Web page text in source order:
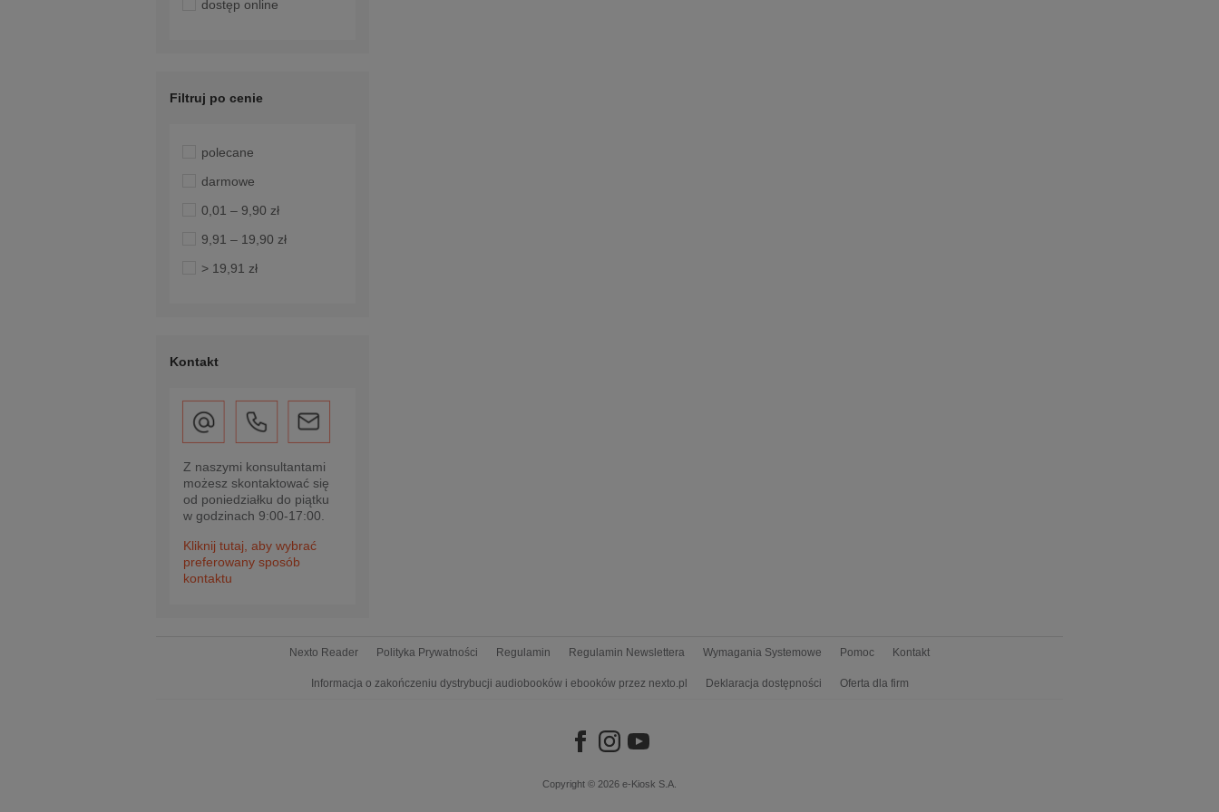
dostęp online
Filtruj po cenie
polecane
darmowe
0,01 – 9,90 zł
9,91 – 19,90 zł
> 19,91 zł
Kontakt
Z naszymi konsultantami
możesz skontaktować się
od poniedziałku do piątku
w godzinach 9:00-17:00.
Kliknij tutaj, aby wybrać
preferowany sposób
kontaktu
Nexto Reader Polityka Prywatności Regulamin Regulamin Newslettera Wymagania Systemowe Pomoc Kontakt
Informacja o zakończeniu dystrybucji audiobooków i ebooków przez nexto.pl Deklaracja dostępności Oferta dla firm
Copyright © 2026 e-Kiosk S.A.